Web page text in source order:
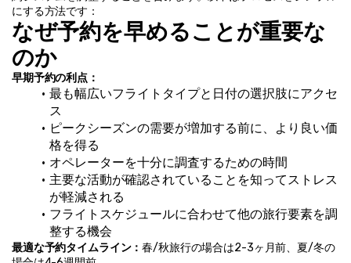
にする方法です：
なぜ予約を早めることが重要な
のか
早期予約の利点：
最も幅広いフライトタイプと日付の選択肢にアクセ
ス
ピークシーズンの需要が増加する前に、より良い価
格を得る
オペレーターを十分に調査するための時間
主要な活動が確認されていることを知ってストレス
が軽減される
フライトスケジュールに合わせて他の旅行要素を調
整する機会
最適な予約タイムライン：春/秋旅行の場合は2-3ヶ月前、夏/冬の